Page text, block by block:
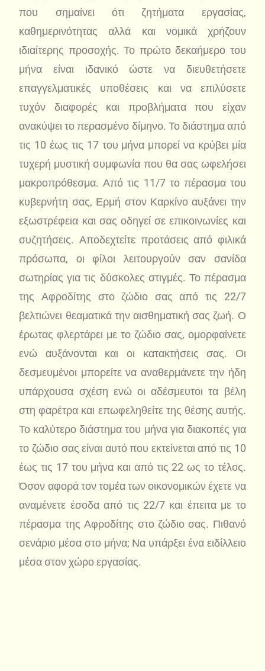
που σημαίνει ότι ζητήματα εργασίας,
καθημερινότητας αλλά και νομικά χρήζουν
ιδιαίτερης προσοχής. Το πρώτο δεκαήμερο του
μήνα είναι ιδανικό ώστε να διευθετήσετε
επαγγελματικές υποθέσεις και να επιλύσετε
τυχόν διαφορές και προβλήματα που είχαν
ανακύψει το περασμένο δίμηνο. Το διάστημα από
τις 10 έως τις 17 του μήνα μπορεί να κρύβει μία
τυχερή μυστική συμφωνία που θα σας ωφελήσει
μακροπρόθεσμα. Από τις 11/7 το πέρασμα του
κυβερνήτη σας, Ερμή στον Καρκίνο αυξάνει την
εξωστρέφεια και σας οδηγεί σε επικοινωνίες και
συζητήσεις. Αποδεχτείτε προτάσεις από φιλικά
πρόσωπα, οι φίλοι λειτουργούν σαν σανίδα
σωτηρίας για τις δύσκολες στιγμές. Το πέρασμα
της Αφροδίτης στο ζώδιο σας από τις 22/7
βελτιώνει θεαματικά την αισθηματική σας ζωή. Ο
έρωτας φλερτάρει με το ζώδιο σας, ομορφαίνετε
ενώ αυξάνονται και οι κατακτήσεις σας. Οι
δεσμευμένοι μπορείτε να αναθερμάνετε την ήδη
υπάρχουσα σχέση ενώ οι αδέσμευτοι τα βέλη
στη φαρέτρα και επωφεληθείτε της θέσης αυτής.
Το καλύτερο διάστημα του μήνα για διακοπές για
το ζώδιο σας είναι αυτό που εκτείνεται από τις 10
έως τις 17 του μήνα και από τις 22 ως το τέλος.
Όσον αφορά τον τομέα των οικονομικών έχετε να
αναμένετε έσοδα από τις 22/7 και έπειτα με το
πέρασμα της Αφροδίτης στο ζώδιο σας. Πιθανό
σενάριο μέσα στο μήνα; Να υπάρξει ένα ειδίλλειο
μέσα στον χώρο εργασίας.